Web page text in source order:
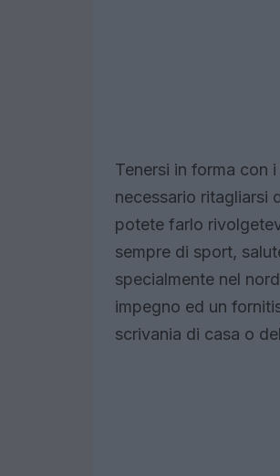
Tenersi in forma con
necessario ritagliarsi
potete farlo
sempre di sport,
specialmente nel
impegno ed un
scrivania di casa o